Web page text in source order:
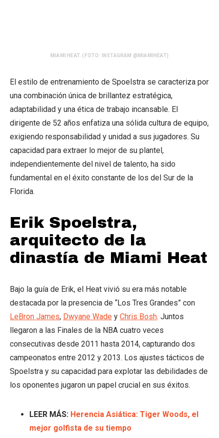
MIAMI HEAT. (FOTO: INSTAGRAM @MIAMIHEAT)
El estilo de entrenamiento de Spoelstra se caracteriza por
una combinación única de brillantez estratégica,
adaptabilidad y una ética de trabajo incansable. El
dirigente de 52 años enfatiza una sólida cultura de equipo,
exigiendo responsabilidad y unidad a sus jugadores. Su
capacidad para extraer lo mejor de su plantel,
independientemente del nivel de talento, ha sido
fundamental en el éxito constante de los del Sur de la
Florida.
Erik Spoelstra,
arquitecto de la
dinastía de Miami Heat
Bajo la guía de Erik, el Heat vivió su era más notable
destacada por la presencia de “Los Tres Grandes” con
LeBron James, Dwyane Wade y Chris Bosh. Juntos
llegaron a las Finales de la NBA cuatro veces
consecutivas desde 2011 hasta 2014, capturando dos
campeonatos entre 2012 y 2013. Los ajustes tácticos de
Spoelstra y su capacidad para explotar las debilidades de
los oponentes jugaron un papel crucial en sus éxitos.
LEER MÁS: Herencia Asiática: Tiger Woods, el
mejor golfista de su tiempo